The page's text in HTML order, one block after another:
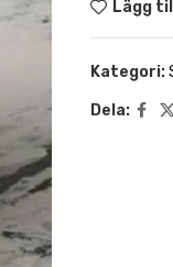
Kategori:
Dela: